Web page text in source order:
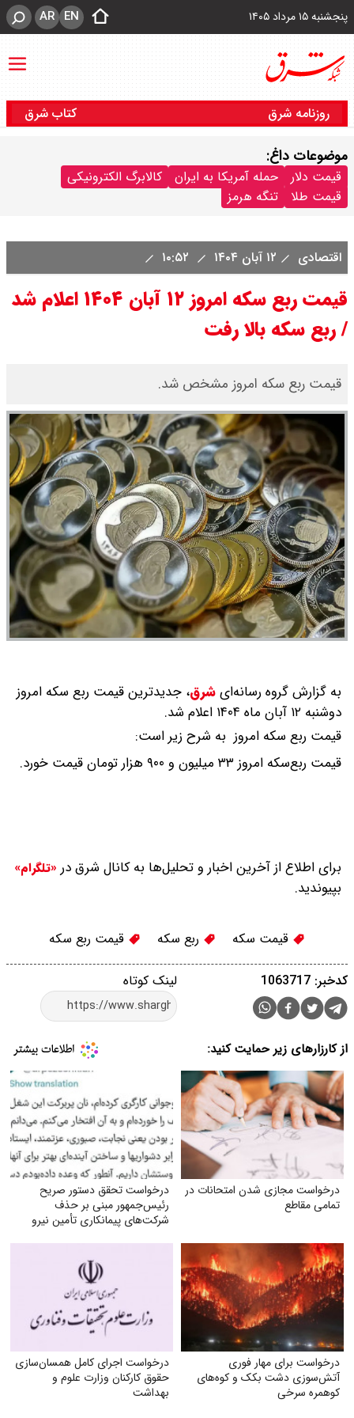
پنجشنبه ۱۵ مرداد ۱۴۰۵ EN
AR
روزنامه شرق کتاب شرق
موضوعات داغ:
قیمت دلار حمله آمریکا به ایران
کالابرگ الکترونیکی
قیمت طلا
تنگه هرمز
اقتصادی ۱۲ آبان ۱۴۰۴
قیمت ربع سکه امروز ۱۲ آبان ۱۴۰۴ اعلام شد
/ ربع سکه بالا رفت
قیمت ربع سکه امروز مشخص شد.
به گزارش گروه رسانه‌ایشرق، جدیدترین قیمت ربع سکه امروز
دوشنبه ۱۲ آبان ماه ۱۴۰۴ اعلام شد.
قیمت ربع سکه امروز به شرح زیر است:
قیمت ربع‌سکه امروز ۳۳ میلیون و ۹۰۰ هزار تومان قیمت خورد.
برای اطلاع از آخرین اخبار و تحلیل‌ها به کانال شرق در «تلگرام»
بپیوندید.
قیمت سکه ربع سکه قیمت ربع سکه
لینک کوتاه کدخبر: 1063717
از کارزارهای زیر حمایت کنید:
درخواست مجازی شدن امتحانات در
تمامی مقاطع
درخواست تحقق دستور صریح
رئیس‌جمهور مبنی بر حذف
شرکت‌های پیمانکاری تأمین نیرو
درخواست برای مهار فوری
آتش‌سوزی دشت بکک و کوه‌های
کوهمره‌ سرخی
درخواست اجرای کامل همسان‌سازی
حقوق کارکنان وزارت علوم و
بهداشت